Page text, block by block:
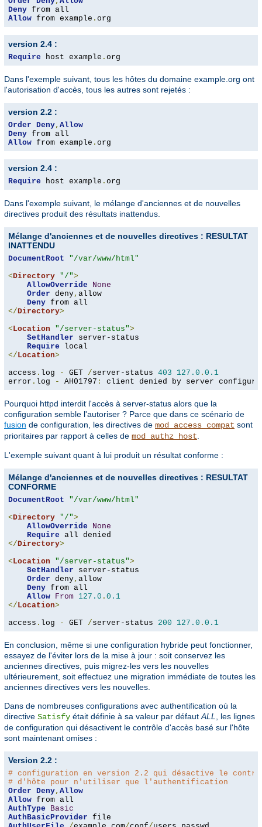
Deny
Allow from example . org
version 2.4 :
Require host example . org
Dans l'exemple suivant, tous les hôtes du domaine example.org ont
l'autorisation d'accès, tous les autres sont rejetés :
version 2.2 :
Order Deny, Allow
Deny
Allow from example . org
version 2.4 :
Require host example . org
Dans l'exemple suivant, le mélange d'anciennes et de nouvelles
directives produit des résultats inattendus.
Mélange d'anciennes et de nouvelles directives : RESULTAT
INATTENDU
DocumentRoot
"/var/www/html"
<Directory "/">
AllowOverride
None
Order deny, allow
Deny
</Directory>
<Location "/server-status">
SetHandler server-status
Require
</Location>
access . log - GET /server-status 403 127.0 . 0.1
error . log - AH01797 : client denied by server
Pourquoi httpd interdit l'accès à server-status alors que la
configuration semble l'autoriser ? Parce que dans ce scénario de
fusion de configuration, les directives de mod_access_compat sont
prioritaires par rapport à celles de mod_authz_host
L'exemple suivant quant à lui produit un résultat conforme :
Mélange d'anciennes et de nouvelles directives : RESULTAT
CONFORME
DocumentRoot
"/var/www/html"
<Directory "/">
AllowOverride
None
Require
</Directory>
<Location "/server-status">
SetHandler server-status
Order deny, allow
Deny from all
Allow From 127.0 . 0.1
</Location>
access . log - GET /server-status 200 127.0 . 0.1
En conclusion, même si une configuration hybride peut fonctionner,
essayez de l'éviter lors de la mise à jour : soit conservez les
anciennes directives, puis migrez-les vers les nouvelles
ultérieurement, soit effectuez une migration immédiate de toutes les
anciennes directives vers les nouvelles.
Dans de nombreuses configurations avec authentification où la
directive Satisfy était définie à sa valeur par défaut ALL
, les lignes
de configuration qui désactivent le contrôle d'accès basé sur l'hôte
sont maintenant omises :
Version 2.2 :
# configuration en version 2.2 qui désactive le
# d'hôte pour n'utiliser que l'authentification
Order Deny, Allow
Allow
AuthType
Basic
AuthBasicProvider